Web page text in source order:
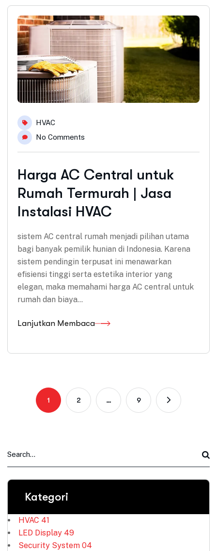
HVAC
No Comments
Harga AC Central untuk
Rumah Termurah | Jasa
Instalasi HVAC
sistem AC central rumah menjadi pilihan utama
bagi banyak pemilik hunian di Indonesia. Karena
sistem pendingin terpusat ini menawarkan
efisiensi tinggi serta estetika interior yang
elegan, maka memahami harga AC central untuk
rumah dan biaya…
Lanjutkan Membaca
1 2 … 9
Kategori
HVAC 41
LED Display 49
Security System 04